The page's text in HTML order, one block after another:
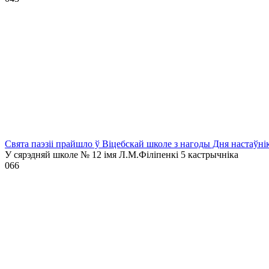
Свята паэзіі прайшло ў Віцебскай школе з нагоды Дня
У сярэдняй школе № 12 імя Л.М.Філіпенкі 5 кастрычніка
066